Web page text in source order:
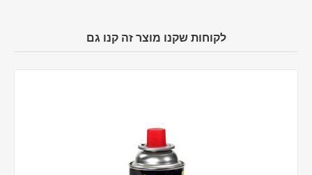
לקוחות שקנו מוצר זה קנו גם